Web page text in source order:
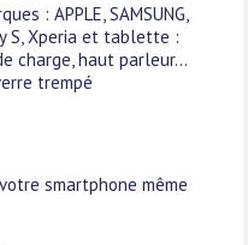
: APPLE, SAMSUNG,
S, Xperia et tablette :
charge, haut parleur...
trempé
smartphone même